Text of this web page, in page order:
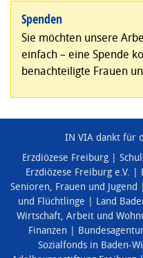
Spenden
Sie möchten unsere
einfach – eine Spende
benachteiligte Frauen
IN VIA dankt für
Erzdiözese Freiburg
Erzdiözese Freiburg e.V.
Senioren, Frauen und Jugend
und Flüchtlinge
Land
Wirtschaft, Arbeit und
Finanzen
Sozialfonds in Baden-